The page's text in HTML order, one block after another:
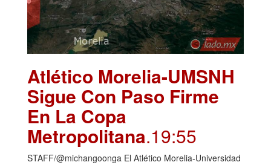
Atlético Morelia-UMSNH
Sigue Con Paso Firme
En La Copa
Metropolitana.19:55
STAFF/@michangoonga El Atlético Morelia-Universidad